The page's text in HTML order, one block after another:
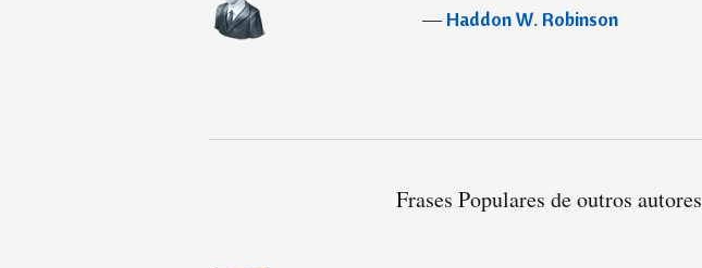
―Haddon W. Robinson
Frases Populares de outros autores